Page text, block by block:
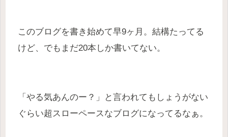
このブログを書き始めて早9ヶ月。結構たってる
けど、でもまだ20本しか書いてない。
「やる気あんのー？」と言われてもしょうがない
ぐらい超スローペースなブログになってるなぁ。